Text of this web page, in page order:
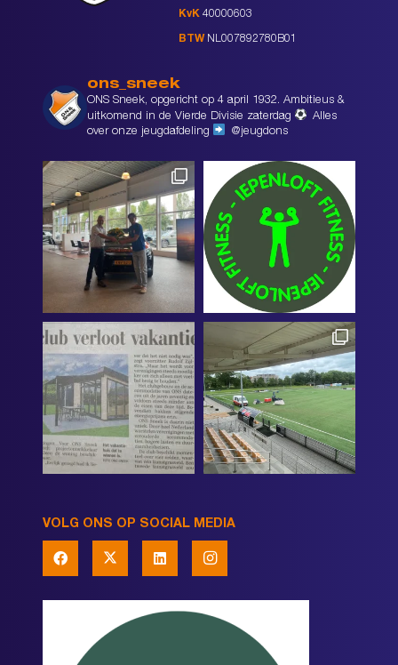
KvK 40000603
BTW NL007892780B01
ons_sneek
ONS Sneek, opgericht op 4 april 1932. Ambitieus &
uitkomend in de Vierde Divisie zaterdag
Alles
over onze jeugdafdeling
@jeugdons
VOLG ONS OP SOCIAL MEDIA